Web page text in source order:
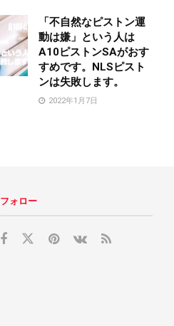
「不自然なピストン運
動は嫌」という人は
A10ピストンSAがおす
すめです。NLSピスト
ンは失敗します。
2022年1月7日
フォロー